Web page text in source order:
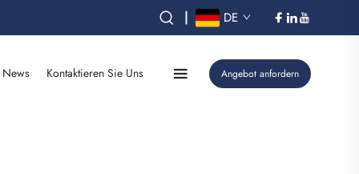
| DE
News Kontaktieren Sie Uns Angebot anfordern